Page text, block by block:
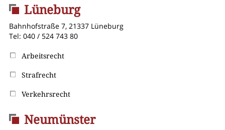
Lüneburg
Bahnhofstraße 7, 21337 Lüneburg
Tel: 040 / 524 743 80
Arbeitsrecht
Strafrecht
Verkehrsrecht
Neumünster